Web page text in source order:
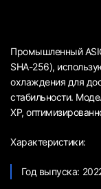
Промышленный
SHA-256),
охлаждения для
стабильности.
XP,
Характеристики:
Год выпуска: